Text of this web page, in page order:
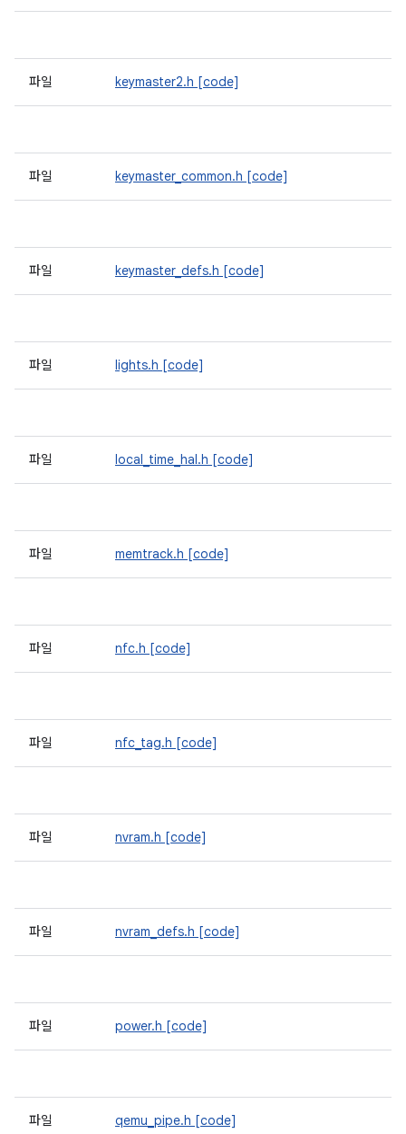
파일 keymaster2.h [code]
파일 keymaster_common.h [code]
파일 keymaster_defs.h [code]
파일 lights.h [code]
파일 local_time_hal.h [code]
파일 memtrack.h [code]
파일 nfc.h [code]
파일 nfc_tag.h [code]
파일 nvram.h [code]
파일 nvram_defs.h [code]
파일 power.h [code]
파일 qemu_pipe.h [code]